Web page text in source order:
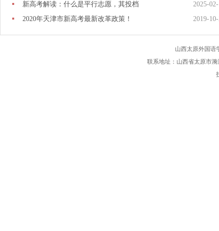
2025-
新高考解读：什么是平行志愿，其投档
2019-
2020年天津市新高考最新改革政策！
山西太原外国语
联系地址：山西省太原市漪